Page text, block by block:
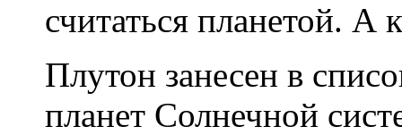
считаться планетой. А
Плутон занесен в
планет Солнечной